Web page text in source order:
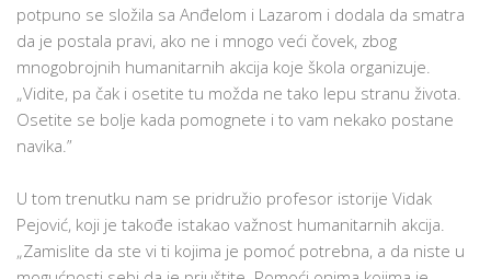
potpuno se složila sa Anđelom i Lazarom i dodala da smatra
da je postala pravi, ako ne i mnogo veći čovek, zbog
mnogobrojnih humanitarnih akcija koje škola organizuje.
„Vidite, pa čak i osetite tu možda ne tako lepu stranu života.
Osetite se bolje kada pomognete i to vam nekako postane
navika.”
U tom trenutku nam se pridružio profesor istorije Vidak
Pejović, koji je takođe istakao važnost humanitarnih akcija.
„Zamislite da ste vi ti kojima je pomoć potrebna, a da niste u